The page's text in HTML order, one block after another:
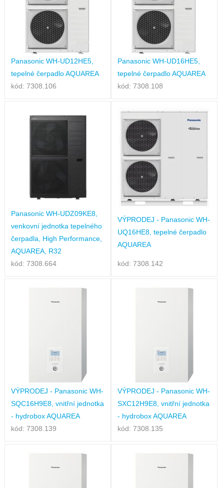
Panasonic WH-UD12HE5,
tepelné čerpadlo AQUAREA
kód: 7308.106
Panasonic WH-UD16HE5,
tepelné čerpadlo AQUAREA
kód: 7308.108
Panasonic WH-UDZ09KE8,
venkovní jednotka tepelného
čerpadla, High Performance,
AQUAREA, R32
kód: 7308.664
VÝPRODEJ - Panasonic WH-
UQ16HE8, tepelné čerpadlo
AQUAREA
kód: 7308.142
VÝPRODEJ - Panasonic WH-
SQC16H9E8, vnitřní jednotka
- hydrobox AQUAREA
kód: 7308.139
VÝPRODEJ - Panasonic WH-
SXC12H9E8, vnitřní jednotka
- hydrobox AQUAREA
kód: 7308.135